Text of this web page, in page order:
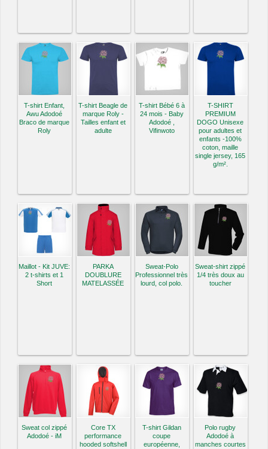
T-shirt Enfant,
Awu Adodoé
Braco de marque
Roly
T-shirt Beagle de
marque Roly -
Tailles enfant et
adulte
T-shirt Bébé 6 à
24 mois - Baby
Adodoé ,
Vifinwoto
T-SHIRT
PREMIUM
DOGO Unisexe
pour adultes et
enfants -100%
coton, maille
single jersey, 165
g/m².
Maillot - Kit JUVE:
2 t-shirts et 1
Short
PARKA
DOUBLURE
MATELASSÉE
Sweat-Polo
Professionnel très
lourd, col polo.
Sweat-shirt zippé
1/4 très doux au
toucher
Sweat col zippé
Adodoé - iM
Core TX
performance
hooded softshell
T-shirt Gildan
coupe
européenne,
Polo rugby
Adodoé à
manches courtes